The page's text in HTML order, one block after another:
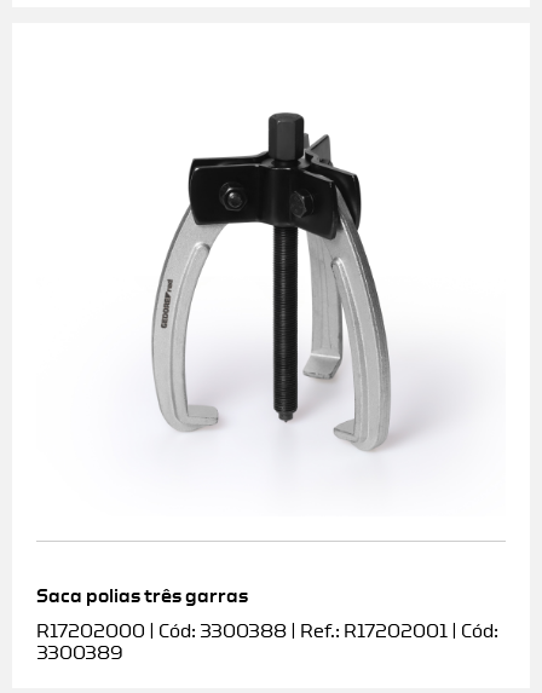
Saca polias três garras
R17202000 | Cód: 3300388 | Ref.: R17202001 | Cód:
3300389